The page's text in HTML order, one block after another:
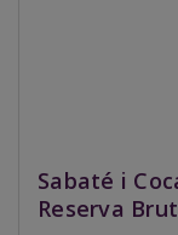
Sabaté i
Reserva